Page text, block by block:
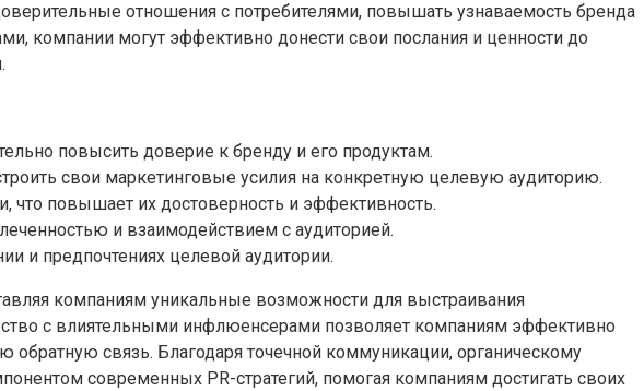
отношения с потребителями, повышать узнаваемость бренда
компании могут эффективно донести свои послания и ценности до
повысить доверие к бренду и его продуктам.
свои маркетинговые усилия на конкретную целевую аудиторию.
что повышает их достоверность и эффективность.
и взаимодействием с аудиторией.
и предпочтениях целевой аудитории.
компаниям уникальные возможности для выстраивания
с влиятельными инфлюенсерами позволяет компаниям эффективно
обратную связь. Благодаря точечной коммуникации, органическому
современных PR-стратегий, помогая компаниям достигать своих